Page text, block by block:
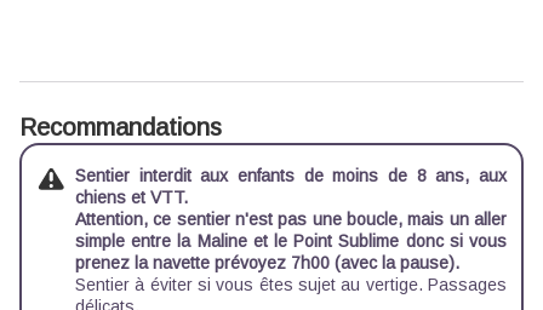
Recommandations
Sentier interdit aux enfants de moins de 8 ans, aux
chiens et VTT.
Attention, ce sentier n'est pas une boucle, mais un aller
simple entre la Maline et le Point Sublime donc si vous
prenez la navette prévoyez 7h00 (avec la pause).
Sentier à éviter si vous êtes sujet au vertige. Passages